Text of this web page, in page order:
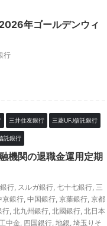
年ゴールデンウィ
行
三井住友銀行 三菱UFJ信託銀行
託銀行
機関の退職金運用定期
行, スルガ銀行, 七十七銀行, 三
京銀行, 中国銀行, 京葉銀行, 京都
行, 北九州銀行, 北國銀行, 北日本
中金, 四国銀行, 地銀, 埼玉りそ